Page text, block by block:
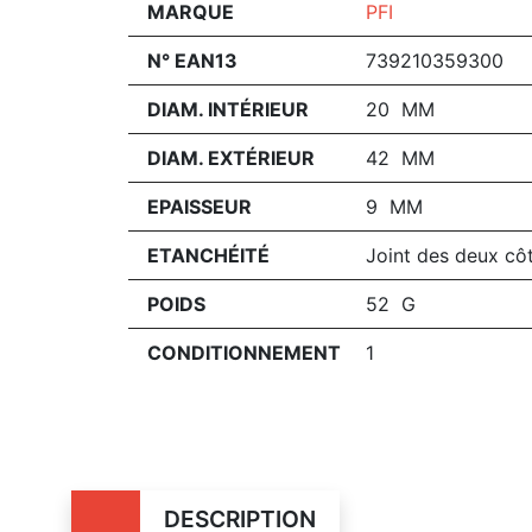
MARQUE PFI
N° EAN13 739210359300
DIAM. INTÉRIEUR 20 MM
DIAM. EXTÉRIEUR 42 MM
EPAISSEUR 9 MM
ETANCHÉITÉ Joint des deux
POIDS 52 G
CONDITIONNEMENT 1
DESCRIPTION